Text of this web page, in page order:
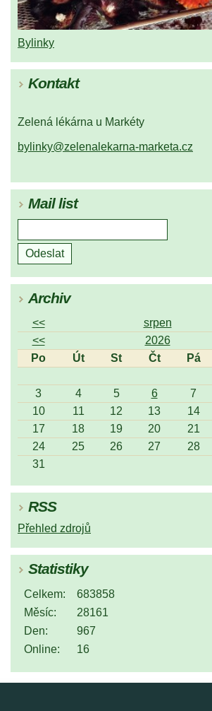
Bylinky
Kontakt
Zelená lékárna u Markéty
bylinky@zelenalekarna-marketa.cz
Mail list
Archiv
<< srpen
<<
2026
Po
Út St Čt Pá
3
4 5 6 7
10
11 12 13 14
17
18 19 20 21
24
25 26 27 28
31
RSS
Přehled zdrojů
Statistiky
Online: 16
Celkem:
683858
Měsíc:
28161
Den:
967